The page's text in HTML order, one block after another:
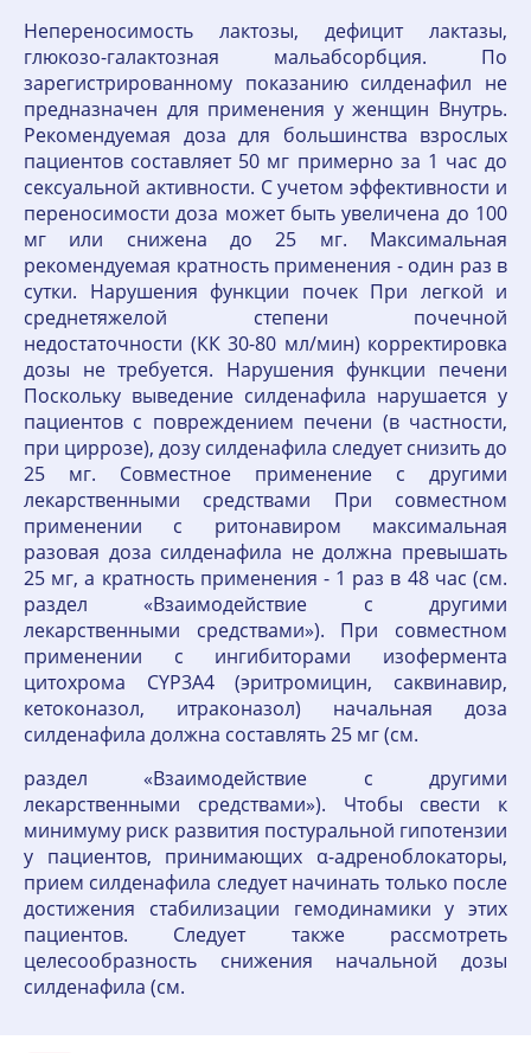
Непереносимость лактозы, дефицит лактазы,
глюкозо-галактозная мальабсорбция. По
зарегистрированному показанию силденафил не
предназначен для применения у женщин Внутрь.
Рекомендуемая доза для большинства взрослых
пациентов составляет 50 мг примерно за 1 час до
сексуальной активности. С учетом эффективности и
переносимости доза может быть увеличена до 100
мг или снижена до 25 мг. Максимальная
рекомендуемая кратность применения - один раз в
сутки. Нарушения функции почек При легкой и
среднетяжелой степени почечной
недостаточности (КК 30-80 мл/мин) корректировка
дозы не требуется. Нарушения функции печени
Поскольку выведение силденафила нарушается у
пациентов с повреждением печени (в частности,
при циррозе), дозу силденафила следует снизить до
25 мг. Совместное применение с другими
лекарственными средствами При совместном
применении с ритонавиром максимальная
разовая доза силденафила не должна превышать
25 мг, а кратность применения - 1 раз в 48 час (см.
раздел «Взаимодействие с другими
лекарственными средствами»). При совместном
применении с ингибиторами изофермента
цитохрома CYP3A4 (эритромицин, саквинавир,
кетоконазол, итраконазол) начальная доза
силденафила должна составлять 25 мг (см.
раздел «Взаимодействие с другими
лекарственными средствами»). Чтобы свести к
минимуму риск развития постуральной гипотензии
у пациентов, принимающих α-адреноблокаторы,
прием силденафила следует начинать только после
достижения стабилизации гемодинамики у этих
пациентов. Следует также рассмотреть
целесообразность снижения начальной дозы
силденафила (см.